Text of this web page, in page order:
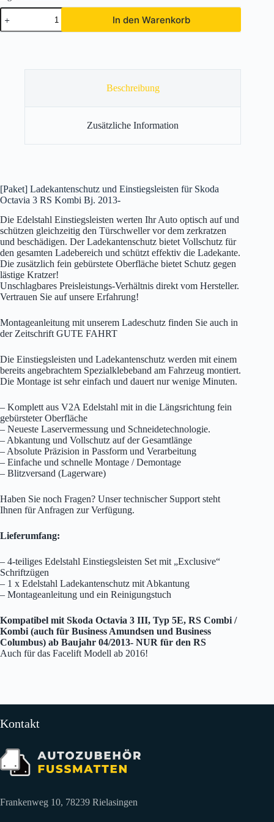
Skoda
Octavia
3
In den Warenkorb
Beschreibung
Zusätzliche Information
[Paket] Ladekantenschutz und Einstiegsleisten für Skoda
Octavia 3 RS Kombi Bj. 2013-
Die Edelstahl Einstiegsleisten werten Ihr Auto optisch auf und
schützen gleichzeitig den Türschweller vor dem zerkratzen
und beschädigen. Der Ladekantenschutz bietet Vollschutz für
den gesamten Ladebereich und schützt effektiv die Ladekante.
Die zusätzlich fein gebürstete Oberfläche bietet Schutz gegen
lästige Kratzer!
Unschlagbares Preisleistungs-Verhältnis direkt vom Hersteller.
Vertrauen Sie auf unsere Erfahrung!
Montageanleitung mit unserem Ladeschutz finden Sie auch in
der Zeitschrift GUTE FAHRT
Die Einstiegsleisten und Ladekantenschutz werden mit einem
bereits angebrachtem Spezialklebeband am Fahrzeug montiert.
Die Montage ist sehr einfach und dauert nur wenige Minuten.
– Komplett aus V2A Edelstahl mit in die Längsrichtung fein
gebürsteter Oberfläche
– Neueste Laservermessung und Schneidetechnologie.
– Abkantung und Vollschutz auf der Gesamtlänge
– Absolute Präzision in Passform und Verarbeitung
– Einfache und schnelle Montage / Demontage
– Blitzversand (Lagerware)
Haben Sie noch Fragen? Unser technischer Support steht
Ihnen für Anfragen zur Verfügung.
Lieferumfang:
– 4-teiliges Edelstahl Einstiegsleisten Set mit „Exclusive“
Schriftzügen
– 1 x Edelstahl Ladekantenschutz mit Abkantung
– Montageanleitung und ein Reinigungstuch
Kompatibel mit Skoda Octavia 3 III, Typ 5E, RS Combi /
Kombi (auch für Business Amundsen und Business
Columbus) ab Baujahr 04/2013- NUR für den RS
Auch für das Facelift Modell ab 2016!
Kontakt
Frankenweg 10, 78239 Rielasingen